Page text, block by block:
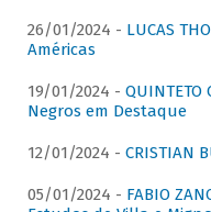
26/01/2024 - LUCAS
Américas
19/01/2024 - QUINTETO
Negros em Destaque
12/01/2024 - CRISTIAN
05/01/2024 - FABIO